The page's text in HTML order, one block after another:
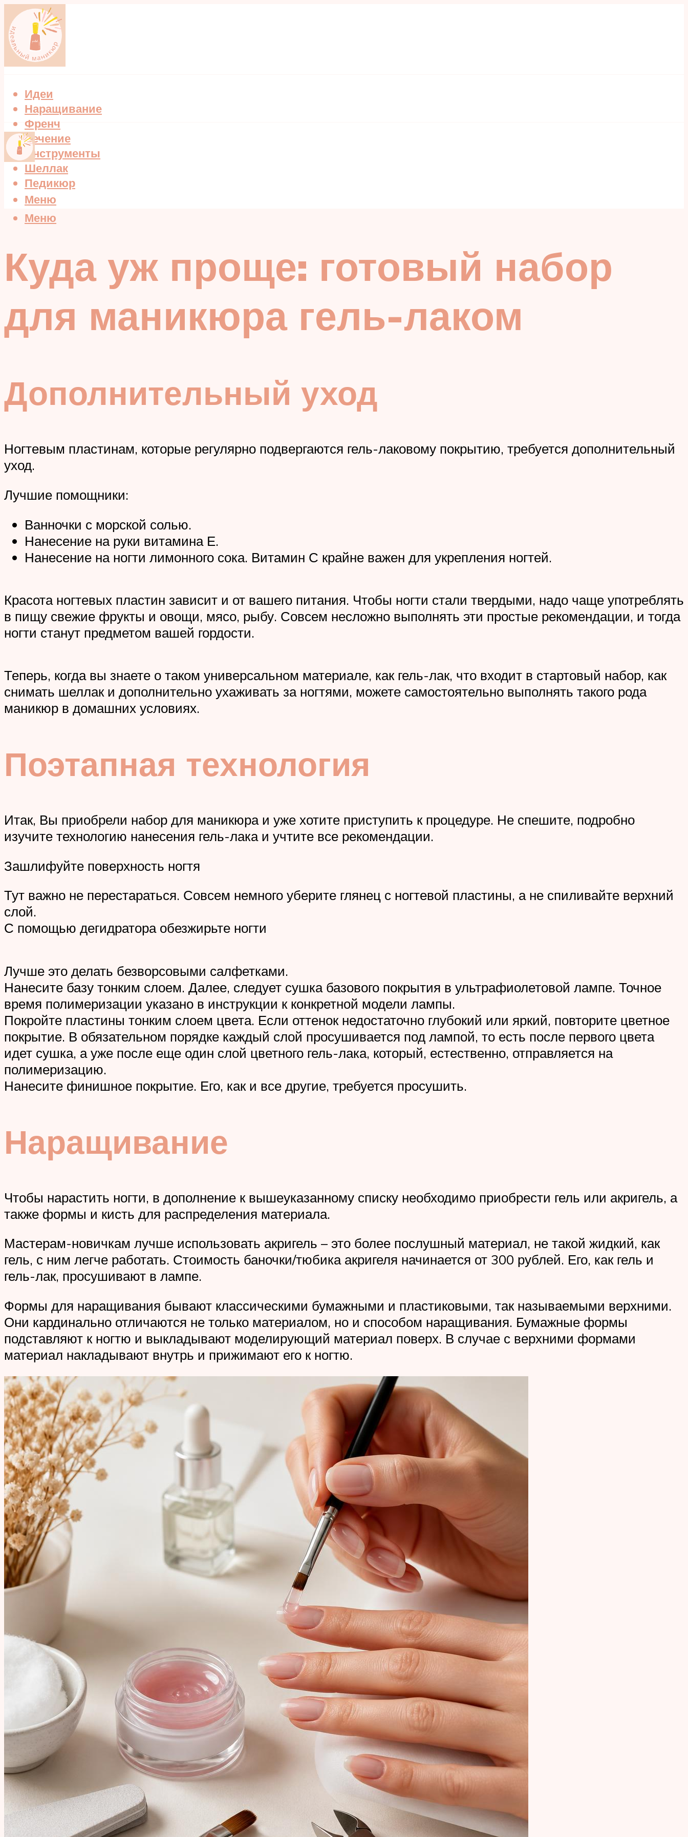
Идеи
Наращивание
Френч
Лечение
Инструменты
Шеллак
Педикюр
Меню
Меню
Куда уж проще: готовый набор
для маникюра гель-лаком
Дополнительный уход
Ногтевым пластинам, которые регулярно подвергаются гель-лаковому покрытию, требуется дополнительный
уход.
Лучшие помощники:
Ванночки с морской солью.
Нанесение на руки витамина Е.
Нанесение на ногти лимонного сока. Витамин С крайне важен для укрепления ногтей.
Красота ногтевых пластин зависит и от вашего питания. Чтобы ногти стали твердыми, надо чаще употреблять
в пищу свежие фрукты и овощи, мясо, рыбу. Совсем несложно выполнять эти простые рекомендации, и тогда
ногти станут предметом вашей гордости.
Теперь, когда вы знаете о таком универсальном материале, как гель-лак, что входит в стартовый набор, как
снимать шеллак и дополнительно ухаживать за ногтями, можете самостоятельно выполнять такого рода
маникюр в домашних условиях.
Поэтапная технология
Итак, Вы приобрели набор для маникюра и уже хотите приступить к процедуре. Не спешите, подробно
изучите технологию нанесения гель-лака и учтите все рекомендации.
Зашлифуйте поверхность ногтя
Тут важно не перестараться. Совсем немного уберите глянец с ногтевой пластины, а не спиливайте верхний
слой.
С помощью дегидратора обезжирьте ногти
Лучше это делать безворсовыми салфетками.
Нанесите базу тонким слоем. Далее, следует сушка базового покрытия в ультрафиолетовой лампе. Точное
время полимеризации указано в инструкции к конкретной модели лампы.
Покройте пластины тонким слоем цвета. Если оттенок недостаточно глубокий или яркий, повторите цветное
покрытие. В обязательном порядке каждый слой просушивается под лампой, то есть после первого цвета
идет сушка, а уже после еще один слой цветного гель-лака, который, естественно, отправляется на
полимеризацию.
Нанесите финишное покрытие. Его, как и все другие, требуется просушить.
Наращивание
Чтобы нарастить ногти, в дополнение к вышеуказанному списку необходимо приобрести гель или акригель, а
также формы и кисть для распределения материала.
Мастерам-новичкам лучше использовать акригель – это более послушный материал, не такой жидкий, как
гель, с ним легче работать. Стоимость баночки/тюбика акригеля начинается от 300 рублей. Его, как гель и
гель-лак, просушивают в лампе.
Формы для наращивания бывают классическими бумажными и пластиковыми, так называемыми верхними.
Они кардинально отличаются не только материалом, но и способом наращивания. Бумажные формы
подставляют к ногтю и выкладывают моделирующий материал поверх. В случае с верхними формами
материал накладывают внутрь и прижимают его к ногтю.